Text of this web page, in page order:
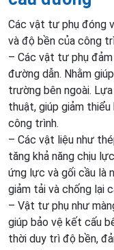
Các vật tư phụ đóng
và độ bền của công
– Các vật tư phụ
đường dẫn. Nhằm
trường bên ngoài.
thuật, giúp giảm
công trình.
– Các vật liệu như
tăng khả năng chịu
ứng lực và gối cầu là
giảm tải và chống lại
– Vật tư phụ như
giúp bảo vệ kết cấu
thời duy trì độ bền,